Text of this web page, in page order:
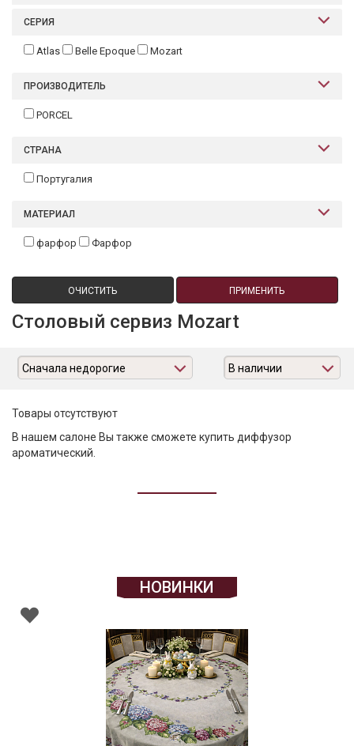
СЕРИЯ
Atlas Belle Epoque Mozart
ПРОИЗВОДИТЕЛЬ
PORCEL
СТРАНА
Португалия
МАТЕРИАЛ
фарфор Фарфор
ОЧИСТИТЬ ПРИМЕНИТЬ
Столовый сервиз Mozart
Сначала недорогие В наличии
Товары отсутствуют
В нашем салоне Вы также сможете купить диффузор
ароматический
НОВИНКИ